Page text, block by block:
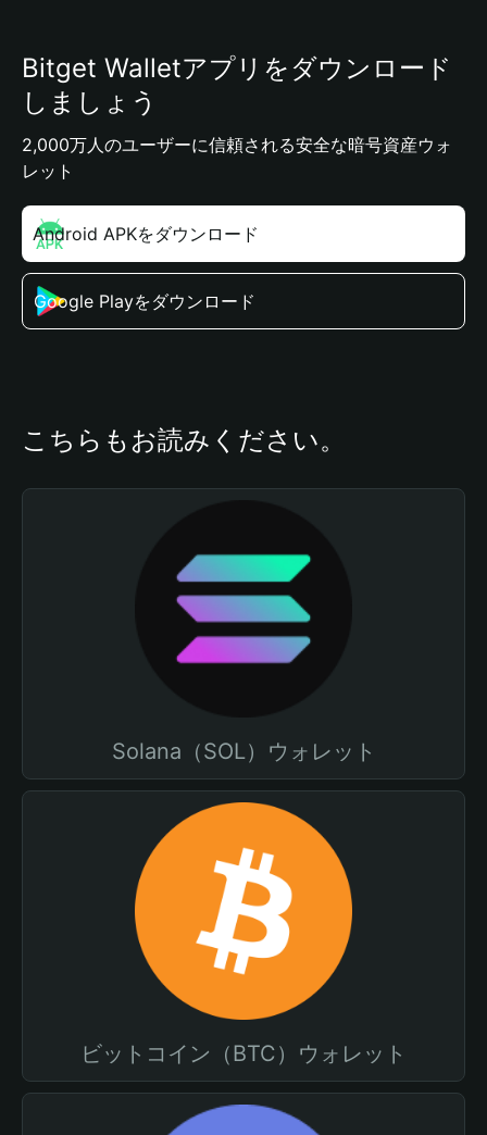
Bitget Walletアプリをダウンロード
しましょう
2,000万人のユーザーに信頼される安全な暗号資産ウォ
レット
Android APKをダウンロード
Google Playをダウンロード
こちらもお読みください。
Solana（SOL）ウォレット
ビットコイン（BTC）ウォレット